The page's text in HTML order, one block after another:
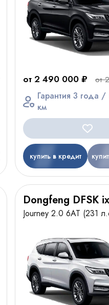
от 2 490 000 ₽ от
Гарантия 3 года
км
купить в кредит
Dongfeng DFSK
Journey 2.0 6AT (231